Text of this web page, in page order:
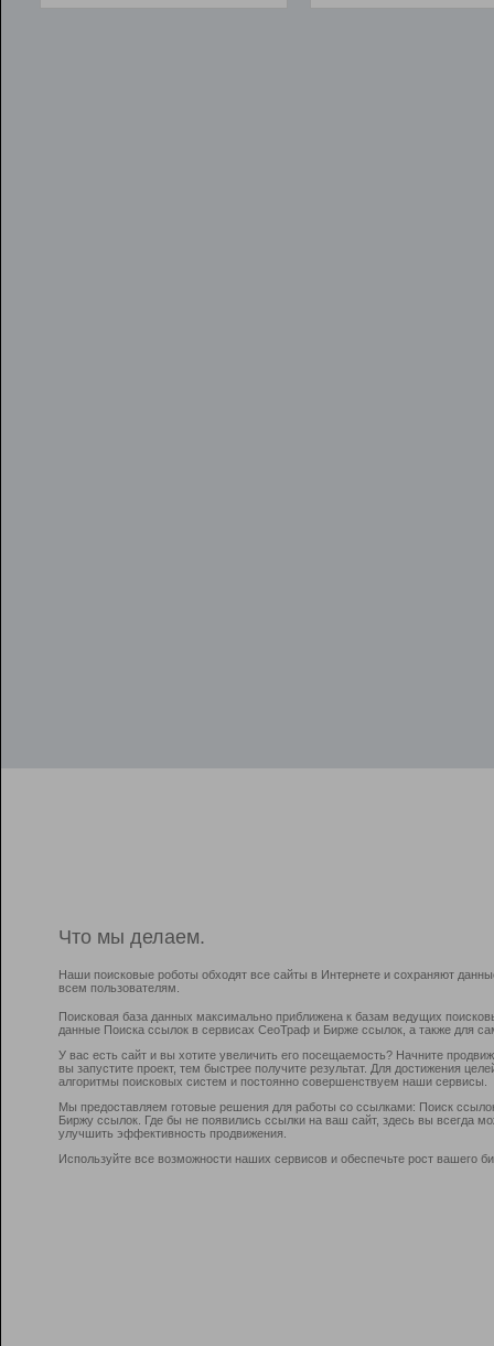
Что мы делаем.
Наши поисковые роботы обходят все сайты в Интернете и сохраняют
всем пользователям.
Поисковая база данных максимально приближена к базам ведущих
данные Поиска ссылок в сервисах СеоТраф и Бирже ссылок, а также для
У вас есть сайт и вы хотите увеличить его посещаемость? Начните
вы запустите проект, тем быстрее получите результат. Для достижения
алгоритмы поисковых систем и постоянно совершенствуем наши сервисы.
Мы предоставляем готовые решения для работы со ссылками: Поиск
Биржу ссылок. Где бы не появились ссылки на ваш сайт, здесь вы всегда
улучшить эффективность продвижения.
Используйте все возможности наших сервисов и обеспечьте рост вашего